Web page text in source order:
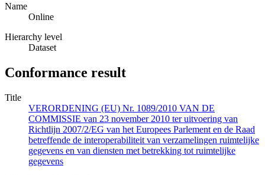
Name
Online
Hierarchy level
Dataset
Conformance result
Title
VERORDENING (EU) Nr. 1089/2010 VAN DE
COMMISSIE van 23 november 2010 ter uitvoering van
Richtlijn 2007/2/EG van het Europees Parlement en de Raad
betreffende de interoperabiliteit van verzamelingen ruimtelijke
gegevens en van diensten met betrekking tot ruimtelijke
gegevens